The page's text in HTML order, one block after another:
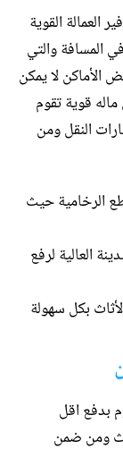
القوية
المسافة والتي
الأماكن لا يمكن
قوية تقوم
النقل ومن
الرخامية حيث
العالية لرفع
بكل سهولة
بدفع اقل
ومن ضمن